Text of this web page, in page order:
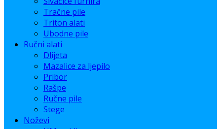
Tračne pile
Triton alati
Ubodne pile
Ručni alati
Dlijeta
Mazalice za ljepilo
Pribor
Rašpe
Ručne pile
Stege
Noževi